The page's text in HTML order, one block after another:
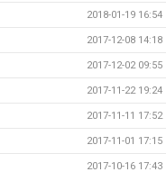
2018-01-19 16:54
2017-12-08 14:18
2017-12-02 09:55
2017-11-22 19:24
2017-11-11 17:52
2017-11-01 17:15
2017-10-16 17:43